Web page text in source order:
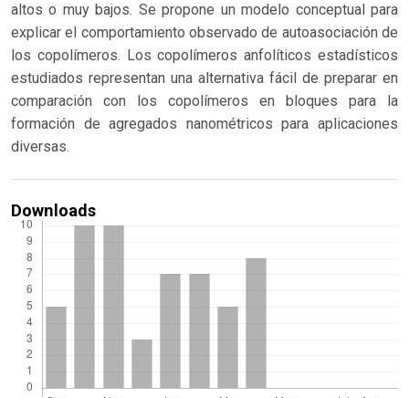
altos o muy bajos. Se propone un modelo conceptual para
explicar el comportamiento observado de autoasociación de
los copolímeros. Los copolímeros anfolíticos estadísticos
estudiados representan una alternativa fácil de preparar en
comparación con los copolímeros en bloques para la
formación de agregados nanométricos para aplicaciones
diversas.
Downloads